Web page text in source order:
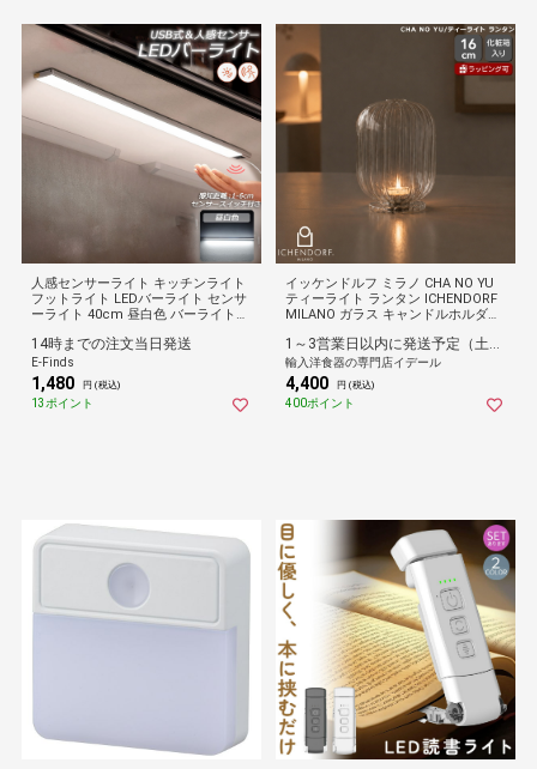
人感センサーライト キッチンライト
フットライト LEDバーライト センサ
ーライト 40cm 昼白色 バーライト
SBケーブル付き 卓上LEDライト 手元
灯 流し元灯 【1個】
14時までの注文当日発送
E-Finds
1,480 円 (税込)
13ポイント
イッケンドルフ ミラノ CHA NO YU
ティーライト ランタン ICHENDORF
MILANO ガラス キャンドルホルダー
イタリア 北欧 照明 キャンドル ギフ
ト 結婚祝い プレゼント 贈り物
1～3営業日以内に発送予定（土日祝除）
輸入洋食器の専門店イデール
4,400 円 (税込)
400ポイント